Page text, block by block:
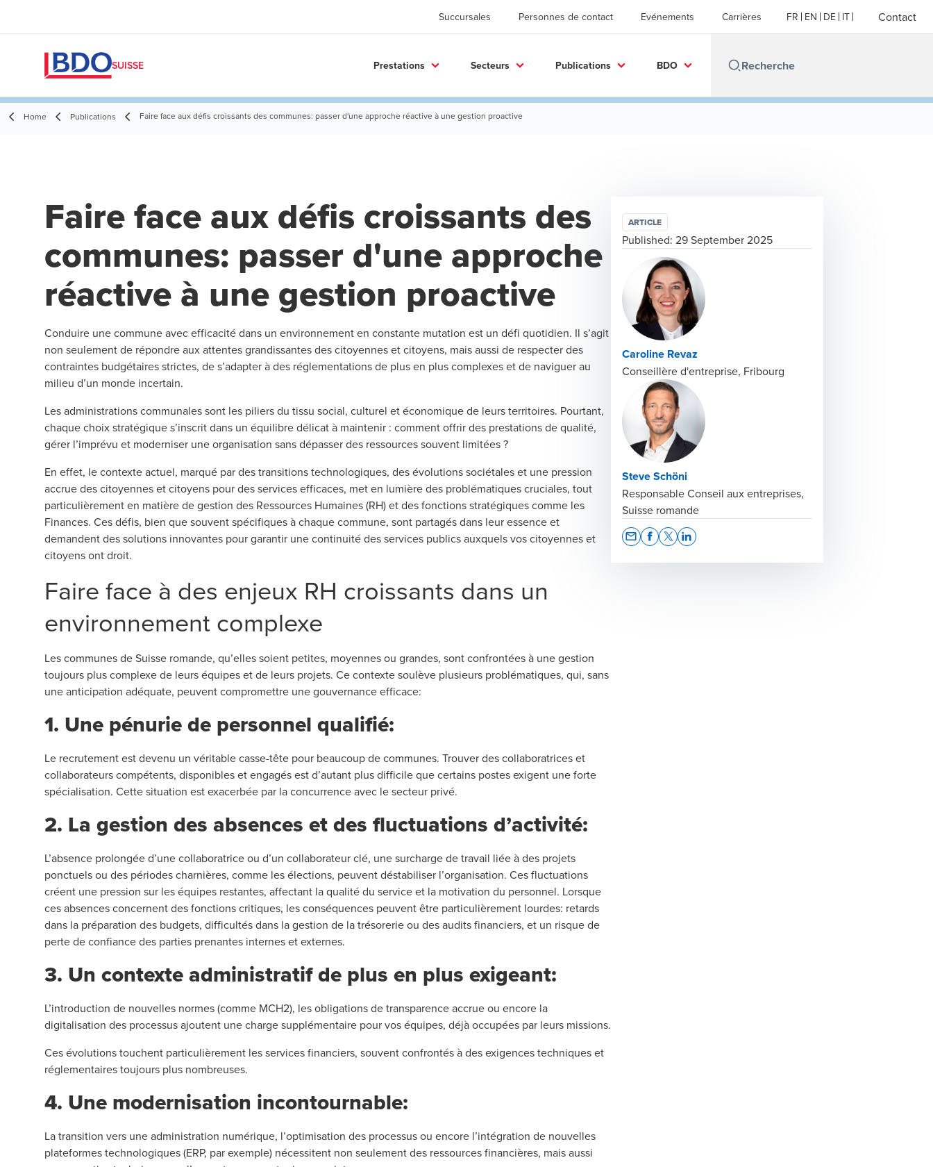
Succursales Personnes de contact Evénements Carrières FR EN DE IT Contact
SUISSE Prestations Secteurs Publications BDO
Home Publications Faire face aux défis croissants des communes: passer d'une approche réactive à une gestion proactive
Faire face aux défis croissants des
communes: passer d'une approche
réactive à une gestion proactive
Conduire une commune avec efficacité dans un environnement en constante mutation est un défi quotidien. Il s’agit
non seulement de répondre aux attentes grandissantes des citoyennes et citoyens, mais aussi de respecter des
contraintes budgétaires strictes, de s’adapter à des réglementations de plus en plus complexes et de naviguer au
milieu d’un monde incertain.
Les administrations communales sont les piliers du tissu social, culturel et économique de leurs territoires. Pourtant,
chaque choix stratégique s’inscrit dans un équilibre délicat à maintenir : comment offrir des prestations de qualité,
gérer l’imprévu et moderniser une organisation sans dépasser des ressources souvent limitées ?
En effet, le contexte actuel, marqué par des transitions technologiques, des évolutions sociétales et une pression
accrue des citoyennes et citoyens pour des services efficaces, met en lumière des problématiques cruciales, tout
particulièrement en matière de gestion des Ressources Humaines (RH) et des fonctions stratégiques comme les
Finances. Ces défis, bien que souvent spécifiques à chaque commune, sont partagés dans leur essence et
demandent des solutions innovantes pour garantir une continuité des services publics auxquels vos citoyennes et
citoyens ont droit.
Faire face à des enjeux RH croissants dans un
environnement complexe
Les communes de Suisse romande, qu’elles soient petites, moyennes ou grandes, sont confrontées à une gestion
toujours plus complexe de leurs équipes et de leurs projets. Ce contexte soulève plusieurs problématiques, qui, sans
une anticipation adéquate, peuvent compromettre une gouvernance efficace:
1. Une pénurie de personnel qualifié:
Le recrutement est devenu un véritable casse-tête pour beaucoup de communes. Trouver des collaboratrices et
collaborateurs compétents, disponibles et engagés est d’autant plus difficile que certains postes exigent une forte
spécialisation. Cette situation est exacerbée par la concurrence avec le secteur privé.
2. La gestion des absences et des fluctuations d’activité:
L’absence prolongée d’une collaboratrice ou d’un collaborateur clé, une surcharge de travail liée à des projets
ponctuels ou des périodes charnières, comme les élections, peuvent déstabiliser l’organisation. Ces fluctuations
créent une pression sur les équipes restantes, affectant la qualité du service et la motivation du personnel. Lorsque
ces absences concernent des fonctions critiques, les conséquences peuvent être particulièrement lourdes: retards
dans la préparation des budgets, difficultés dans la gestion de la trésorerie ou des audits financiers, et un risque de
perte de confiance des parties prenantes internes et externes.
3. Un contexte administratif de plus en plus exigeant:
L’introduction de nouvelles normes (comme MCH2), les obligations de transparence accrue ou encore la
digitalisation des processus ajoutent une charge supplémentaire pour vos équipes, déjà occupées par leurs missions.
Ces évolutions touchent particulièrement les services financiers, souvent confrontés à des exigences techniques et
réglementaires toujours plus nombreuses.
4. Une modernisation incontournable:
La transition vers une administration numérique, l’optimisation des processus ou encore l’intégration de nouvelles
plateformes technologiques (ERP, par exemple) nécessitent non seulement des ressources financières, mais aussi
ARTICLE
Published: 29 September 2025
Caroline Revaz
Conseillère d'entreprise, Fribourg
Steve Schöni
Responsable Conseil aux entreprises,
Suisse romande